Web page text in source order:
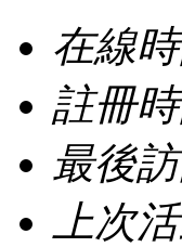
在線
註冊
最後
上次